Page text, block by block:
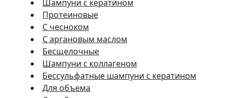
Шампуни с кератином
Протеиновые
С чесноком
С аргановым маслом
Бесщелочные
Шампуни с коллагеном
Бессульфатные шампуни с кератином
Для объема